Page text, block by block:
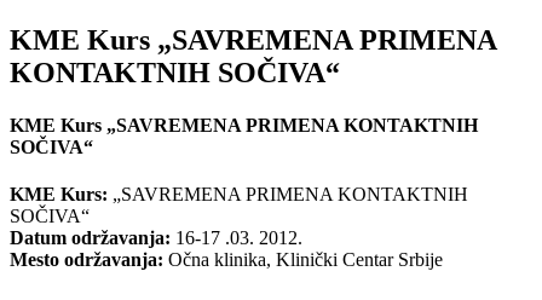
KME Kurs „SAVREMENA PRIMENA
KONTAKTNIH SOČIVA“
KME Kurs „SAVREMENA PRIMENA KONTAKTNIH
SOČIVA“
KME Kurs: „SAVREMENA PRIMENA KONTAKTNIH
SOČIVA“
Datum održavanja: 16-17 .03. 2012.
Mesto održavanja: Očna klinika, Klinički Centar Srbije